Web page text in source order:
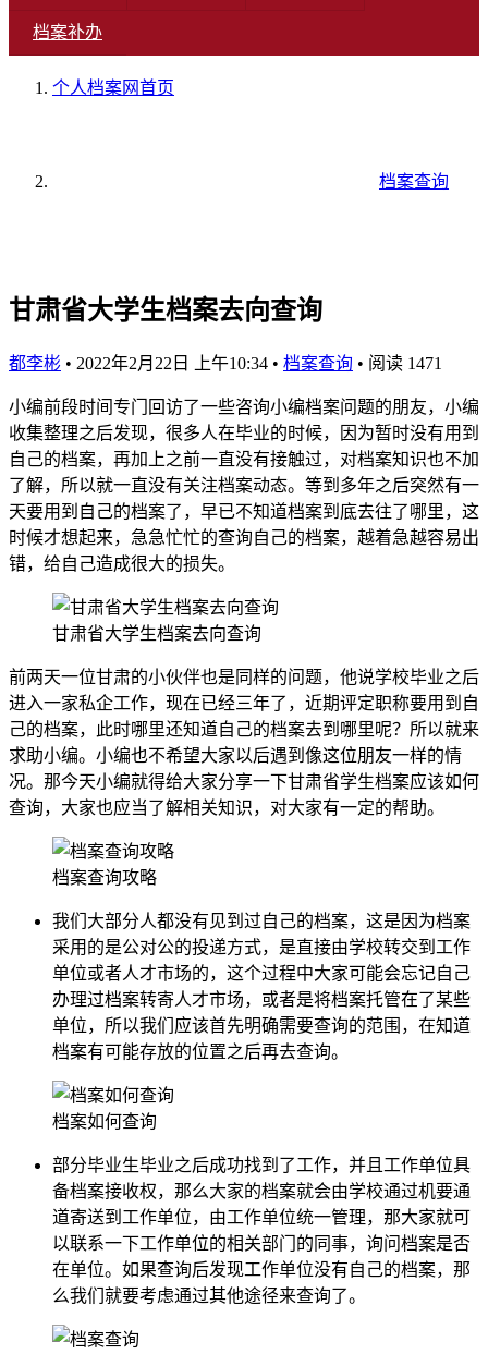
档案补办
个人档案网首页
档案查询
甘肃省大学生档案去向查询
都李彬 • 2022年2月22日 上午10:34 • 档案查询 • 阅读 1471
小编前段时间专门回访了一些咨询小编档案问题的朋友，小编
收集整理之后发现，很多人在毕业的时候，因为暂时没有用到
自己的档案，再加上之前一直没有接触过，对档案知识也不加
了解，所以就一直没有关注档案动态。等到多年之后突然有一
天要用到自己的档案了，早已不知道档案到底去往了哪里，这
时候才想起来，急急忙忙的查询自己的档案，越着急越容易出
错，给自己造成很大的损失。
甘肃省大学生档案去向查询
前两天一位甘肃的小伙伴也是同样的问题，他说学校毕业之后
进入一家私企工作，现在已经三年了，近期评定职称要用到自
己的档案，此时哪里还知道自己的档案去到哪里呢？所以就来
求助小编。小编也不希望大家以后遇到像这位朋友一样的情
况。那今天小编就得给大家分享一下甘肃省学生档案应该如何
查询，大家也应当了解相关知识，对大家有一定的帮助。
档案查询攻略
我们大部分人都没有见到过自己的档案，这是因为档案
采用的是公对公的投递方式，是直接由学校转交到工作
单位或者人才市场的，这个过程中大家可能会忘记自己
办理过档案转寄人才市场，或者是将档案托管在了某些
单位，所以我们应该首先明确需要查询的范围，在知道
档案有可能存放的位置之后再去查询。
档案如何查询
部分毕业生毕业之后成功找到了工作，并且工作单位具
备档案接收权，那么大家的档案就会由学校通过机要通
道寄送到工作单位，由工作单位统一管理，那大家就可
以联系一下工作单位的相关部门的同事，询问档案是否
在单位。如果查询后发现工作单位没有自己的档案，那
么我们就要考虑通过其他途径来查询了。